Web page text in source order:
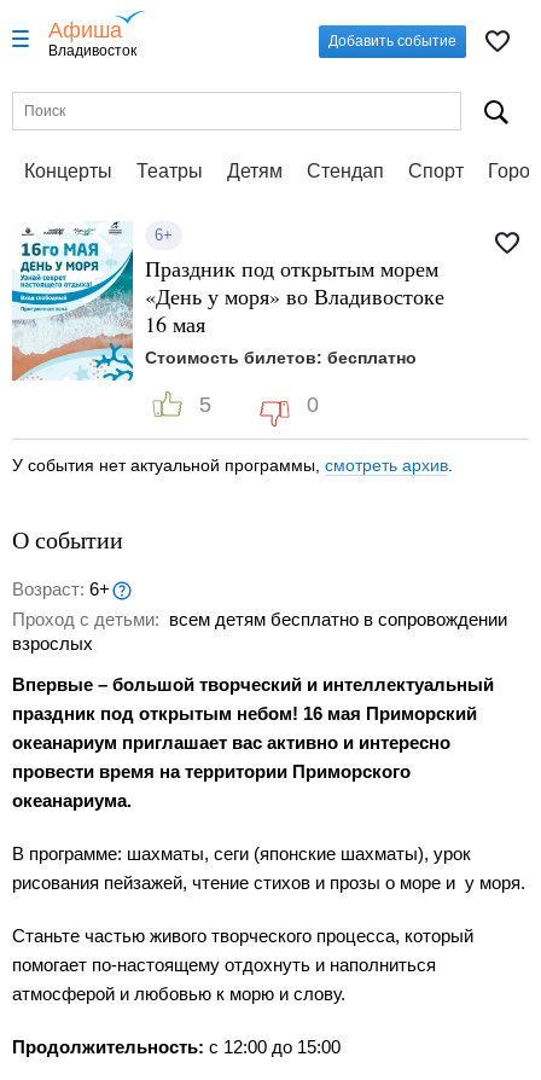
Афиша
Владивосток
Добавить событие
Концерты Театры Детям Стендап Спорт
6+
Праздник под открытым морем
«День у моря» во Владивостоке
16 мая
Стоимость билетов: бесплатно
5 0
У события нет актуальной программы, смотреть архив
О событии
Возраст: 6+
Проход с детьми: всем детям бесплатно в сопровождении
взрослых
Впервые – большой творческий и интеллектуальный
праздник под открытым небом! 16 мая Приморский
океанариум приглашает вас активно и интересно
провести время на территории Приморского
океанариума.
В программе: шахматы, сеги (японские шахматы), урок
рисования пейзажей, чтение стихов и прозы о море и у моря.
Станьте частью живого творческого процесса, который
помогает по-настоящему отдохнуть и наполниться
атмосферой и любовью к морю и слову.
Продолжительность: с 12:00 до 15:00